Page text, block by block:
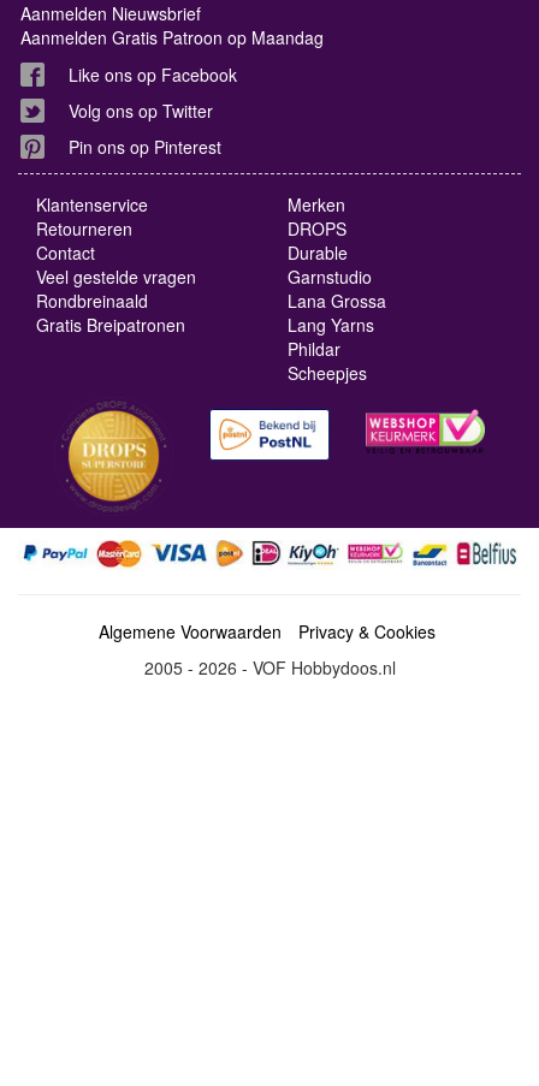
Aanmelden Nieuwsbrief
Aanmelden Gratis Patroon op Maandag
Like ons op Facebook
Volg ons op Twitter
Pin ons op Pinterest
Klantenservice
Retourneren
Contact
Veel gestelde vragen
Rondbreinaald
Gratis Breipatronen
Merken
DROPS
Durable
Garnstudio
Lana Grossa
Lang Yarns
Phildar
Scheepjes
Algemene Voorwaarden
Privacy & Cookies
2005 - 2026 - VOF Hobbydoos.nl